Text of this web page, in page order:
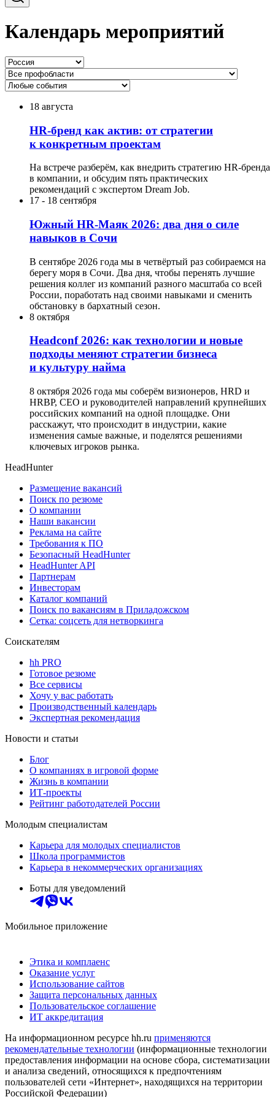
Календарь мероприятий
18 августа
HR-бренд как актив: от стратегии
к конкретным проектам
На встрече разберём, как внедрить стратегию HR-бренда
в компании, и обсудим пять практических
рекомендаций с экспертом Dream Job.
17 - 18 сентября
Южный HR-Маяк 2026: два дня о силе
навыков в Сочи
В сентябре 2026 года мы в четвёртый раз собираемся на
берегу моря в Сочи. Два дня, чтобы перенять лучшие
решения коллег из компаний разного масштаба со всей
России, поработать над своими навыками и сменить
обстановку в бархатный сезон.
8 октября
Headсonf 2026: как технологии и новые
подходы меняют стратегии бизнеса
и культуру найма
8 октября 2026 года мы соберём визионеров, HRD и
HRBP, СЕО и руководителей направлений крупнейших
российских компаний на одной площадке. Они
расскажут, что происходит в индустрии, какие
изменения самые важные, и поделятся решениями
ключевых игроков рынка.
HeadHunter
Размещение вакансий
Поиск по резюме
О компании
Наши вакансии
Реклама на сайте
Требования к ПО
Безопасный HeadHunter
HeadHunter API
Партнерам
Инвесторам
Каталог компаний
Поиск по вакансиям в Приладожском
Сетка: соцсеть для нетворкинга
Соискателям
hh PRO
Готовое резюме
Все сервисы
Хочу у вас работать
Производственный календарь
Экспертная рекомендация
Новости и статьи
Блог
О компаниях в игровой форме
Жизнь в компании
ИТ-проекты
Рейтинг работодателей России
Молодым специалистам
Карьера для молодых специалистов
Школа программистов
Карьера в некоммерческих организациях
Боты для уведомлений
Мобильное приложение
Этика и комплаенс
Оказание услуг
Использование сайтов
Защита персональных данных
Пользовательское соглашение
ИТ аккредитация
На информационном ресурсе hh.ru применяются
рекомендательные технологии (информационные технологии
предоставления информации на основе сбора, систематизации
и анализа сведений, относящихся к предпочтениям
пользователей сети «Интернет», находящихся на территории
Российской Федерации)